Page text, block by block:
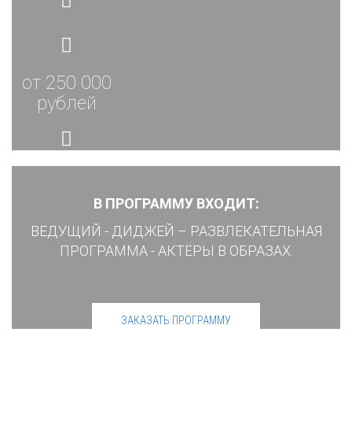
от 250 000
рублей
В ПРОГРАММУ ВХОДИТ:
ВЕДУЩИЙ - ДИДЖЕЙ – РАЗВЛЕКАТЕЛЬНАЯ
ПРОГРАММА - АКТЁРЫ В ОБРАЗАХ.
ЗАКАЗАТЬ ПРОГРАММУ